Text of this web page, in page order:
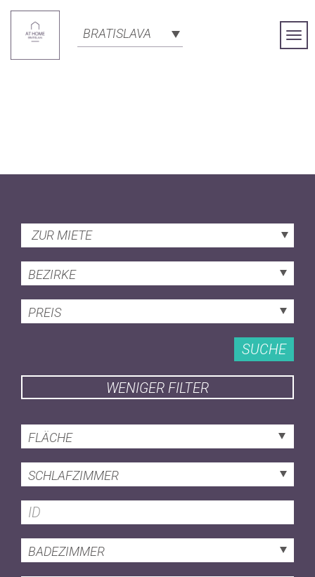
BRATISLAVA
ZUR MIETE
BEZIRKE
PREIS
SUCHE
WENIGER FILTER
FLÄCHE
SCHLAFZIMMER
BADEZIMMER